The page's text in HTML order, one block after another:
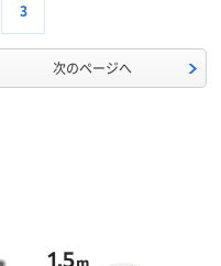
3
次のページへ